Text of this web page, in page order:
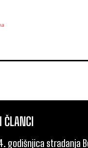
ČLANCI
godišnjica stradanja